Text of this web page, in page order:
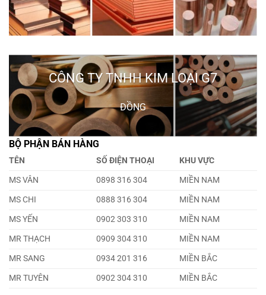
CÔNG TY TNHH KIM LOẠI G7
ĐỒNG
BỘ PHẬN BÁN HÀNG
TÊN SỐ ĐIỆN THOẠI
KHU VỰC
MS VÂN
0898 316 304
MIỀN NAM
MS CHI
0888 316 304
MIỀN NAM
MS YẾN
0902 303 310
MIỀN NAM
MR THẠCH
0909 304 310
MIỀN NAM
MR SANG
0934 201 316
MIỀN BẮC
MR TUYÊN
0902 304 310 MIỀN BẮC